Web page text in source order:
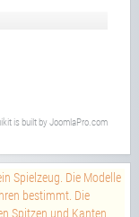
is built by JoomlaPro.com
Spielzeug. Die Modelle
bestimmt. Die
Spitzen und Kanten